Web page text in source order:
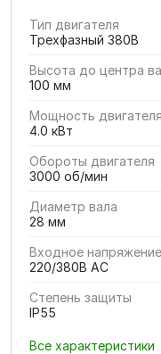
Тип двигателя
Трехфазный 380В
Высота до центра
100 мм
Мощность двигателя
4.0 кВт
Обороты двигателя
3000 об/мин
Диаметр вала
28 мм
Входное напряжение
220/380В AC
Степень защиты
IP55
Все характеристики